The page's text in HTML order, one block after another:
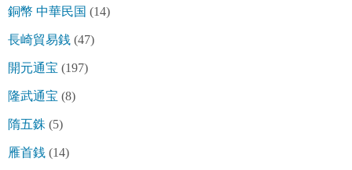
銅幣 中華民国 (14)
長崎貿易銭 (47)
開元通宝 (197)
隆武通宝 (8)
隋五銖 (5)
雁首銭 (14)